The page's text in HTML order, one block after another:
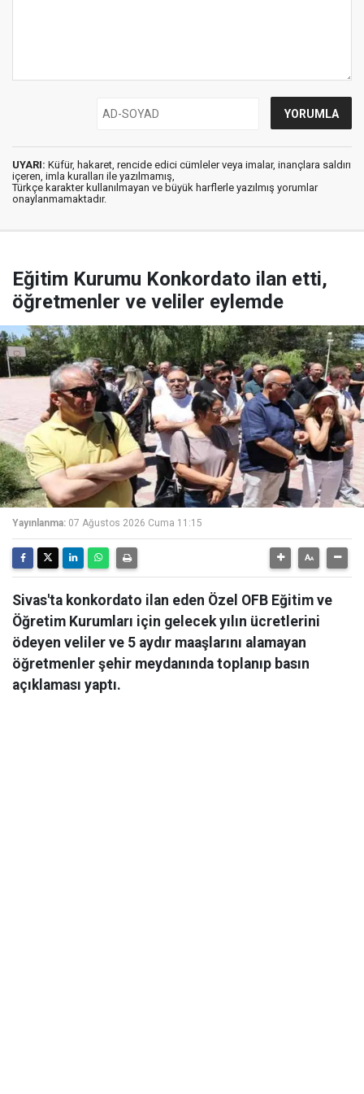
UYARI: Küfür, hakaret, rencide edici cümleler veya imalar, inançlara saldırı
içeren, imla kuralları ile yazılmamış,
Türkçe karakter kullanılmayan ve büyük harflerle yazılmış yorumlar
onaylanmamaktadır.
Eğitim Kurumu Konkordato ilan etti,
öğretmenler ve veliler eylemde
Yayınlanma: 07 Ağustos 2026 Cuma 11:15
Sivas'ta konkordato ilan eden Özel OFB Eğitim ve
Öğretim Kurumları için gelecek yılın ücretlerini
ödeyen veliler ve 5 aydır maaşlarını alamayan
öğretmenler şehir meydanında toplanıp basın
açıklaması yaptı.